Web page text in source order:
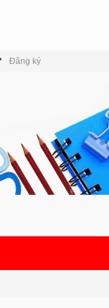
Đăng ký